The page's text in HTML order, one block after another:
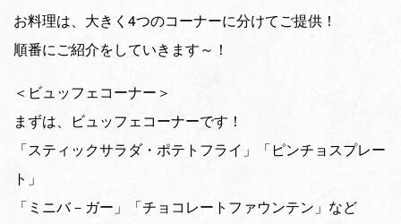
お料理は、大きく4つのコーナーに分けてご提供！
順番にご紹介をしていきます～！
＜ビュッフェコーナー＞
まずは、ビュッフェコーナーです！
「スティックサラダ・ポテトフライ」「ピンチョスプレー
ト」
「ミニバ－ガー」「チョコレートファウンテン」など